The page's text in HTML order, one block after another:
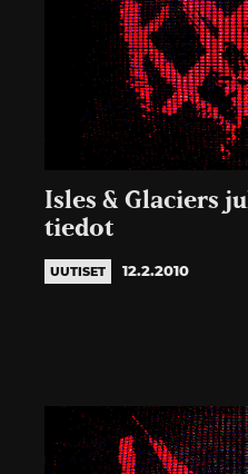
Isles & Glaciers
tiedot
UUTISET 12.2.2010